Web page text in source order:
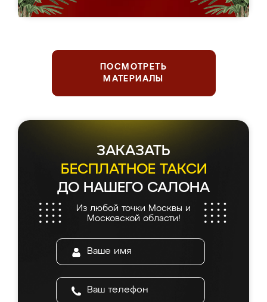
ПОСМОТРЕТЬ
МАТЕРИАЛЫ
ЗАКАЗАТЬ
БЕСПЛАТНОЕ ТАКСИ
ДО НАШЕГО САЛОНА
Из любой точки Москвы и
Московской области!